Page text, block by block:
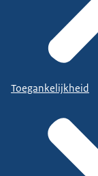
Toegankelijkheid